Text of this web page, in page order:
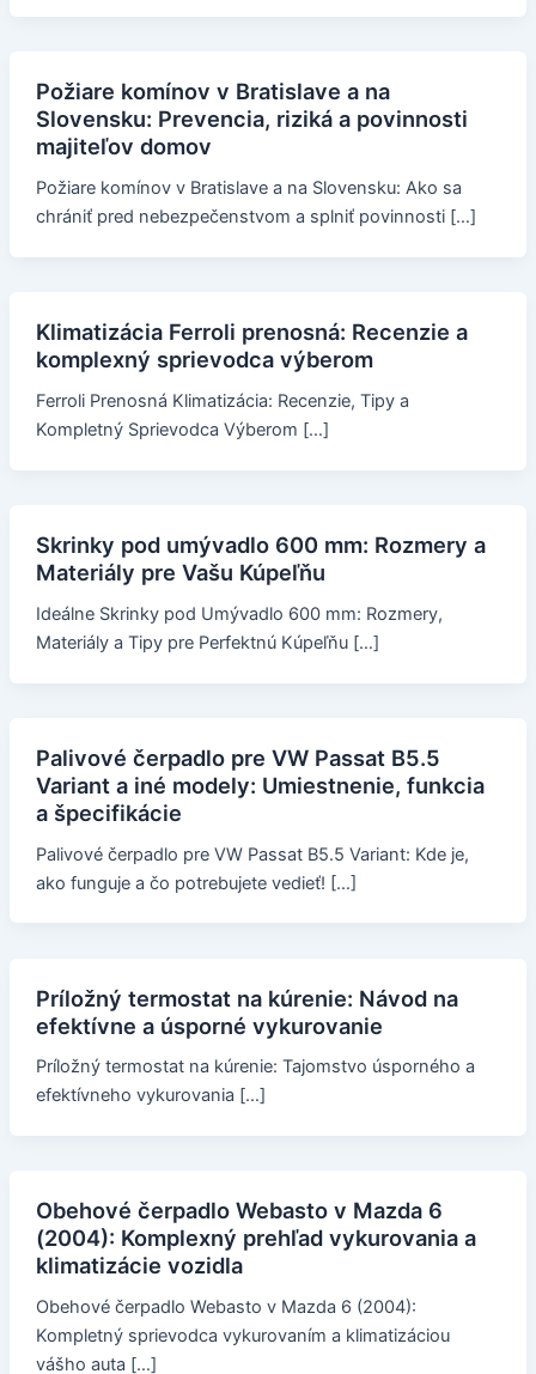
Požiare komínov v Bratislave a na
Slovensku: Prevencia, riziká a povinnosti
majiteľov domov
Požiare komínov v Bratislave a na Slovensku: Ako sa
chrániť pred nebezpečenstvom a splniť povinnosti […]
Klimatizácia Ferroli prenosná: Recenzie a
komplexný sprievodca výberom
Ferroli Prenosná Klimatizácia: Recenzie, Tipy a
Kompletný Sprievodca Výberom […]
Skrinky pod umývadlo 600 mm: Rozmery a
Materiály pre Vašu Kúpeľňu
Ideálne Skrinky pod Umývadlo 600 mm: Rozmery,
Materiály a Tipy pre Perfektnú Kúpeľňu […]
Palivové čerpadlo pre VW Passat B5.5
Variant a iné modely: Umiestnenie, funkcia
a špecifikácie
Palivové čerpadlo pre VW Passat B5.5 Variant: Kde je,
ako funguje a čo potrebujete vedieť! […]
Príložný termostat na kúrenie: Návod na
efektívne a úsporné vykurovanie
Príložný termostat na kúrenie: Tajomstvo úsporného a
efektívneho vykurovania […]
Obehové čerpadlo Webasto v Mazda 6
(2004): Komplexný prehľad vykurovania a
klimatizácie vozidla
Obehové čerpadlo Webasto v Mazda 6 (2004):
Kompletný sprievodca vykurovaním a klimatizáciou
vášho auta […]